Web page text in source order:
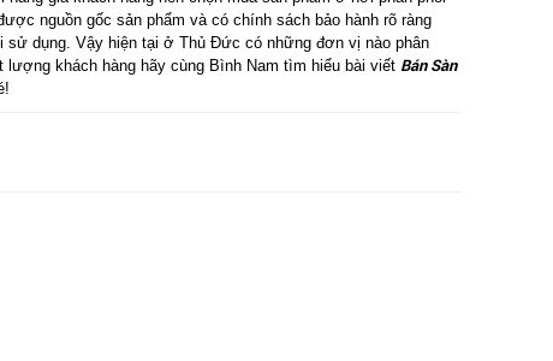
nguồn gốc sản phẩm và có chính sách bảo hành rõ ràng
sử dụng. Vậy hiện tại ở Thủ Đức có những đơn vị nào phân
khách hàng hãy cùng Bình Nam tìm hiểu bài viết Bán Sàn